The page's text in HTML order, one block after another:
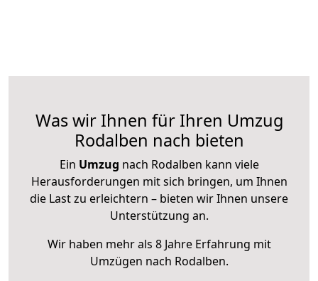
Was wir Ihnen für Ihren Umzug
Rodalben nach bieten
Ein Umzug nach Rodalben kann viele
Herausforderungen mit sich bringen, um Ihnen
die Last zu erleichtern – bieten wir Ihnen unsere
Unterstützung an.
Wir haben mehr als 8 Jahre Erfahrung mit
Umzügen nach Rodalben.